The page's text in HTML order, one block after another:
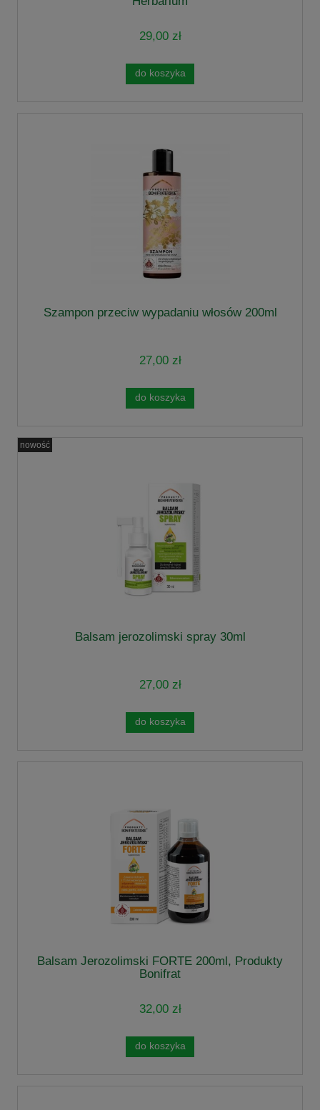
29,00 zł
do koszyka
Szampon przeciw wypadaniu włosów 200ml
27,00 zł
do koszyka
Balsam jerozolimski spray 30ml
27,00 zł
do koszyka
nowość
Balsam Jerozolimski FORTE 200ml, Produkty
Bonifrat
32,00 zł
do koszyka